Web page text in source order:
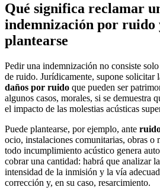
Qué significa reclamar
indemnización por ruido
plantearse
Pedir una indemnización no consiste
de ruido. Jurídicamente, supone solicitar
daños por ruido que pueden ser
algunos casos, morales, si se demuestra
el impacto de las molestias acústicas
Puede plantearse, por ejemplo, ante
ocio, instalaciones comunitarias, obras o
todo incumplimiento acústico genera
cobrar una cantidad: habrá que analizar
intensidad de la inmisión y la vía
corrección y, en su caso, resarcimiento.